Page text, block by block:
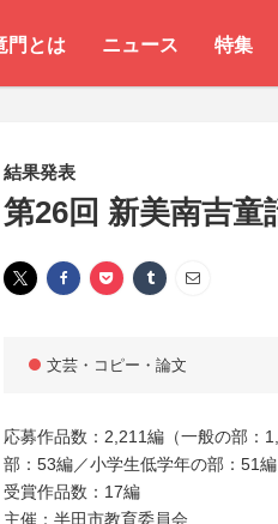
門とは ニュース 特集
結果発表
第26回 新美南吉童
文芸・コピー・論文
応募作品数：2,211編（一般の部：
部：53編／小学生低学年の部：51編
受賞作品数：17編
主催：半田市教育委員会